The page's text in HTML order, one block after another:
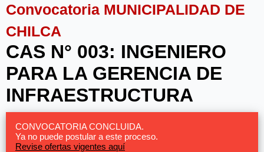
Convocatoria MUNICIPALIDAD DE
CHILCA
CAS N° 003: INGENIERO
PARA LA GERENCIA DE
INFRAESTRUCTURA
CONVOCATORIA CONCLUIDA.
Ya no puede postular a este proceso.
Revise ofertas vigentes aquí